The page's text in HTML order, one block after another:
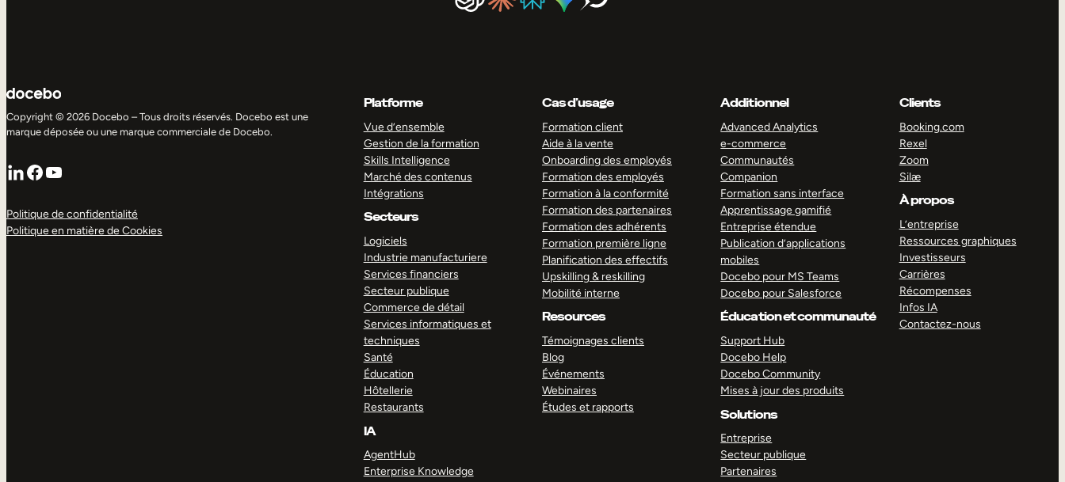
Copyright © 2026 Docebo – Tous droits réservés. Docebo est une
marque déposée ou une marque commerciale de Docebo.
LinkedIn
Facebook
YouTube
Politique de confidentialité
Politique en matière de Cookies
Platforme
Vue d’ensemble
Gestion de la formation
Skills Intelligence
Marché des contenus
Intégrations
Secteurs
Logiciels
Industrie manufacturiere
Services financiers
Secteur publique
Commerce de détail
Services informatiques et
techniques
Santé
Éducation
Hôtellerie
Restaurants
IA
AgentHub
Enterprise Knowledge
Cas d’usage
Formation client
Aide à la vente
Onboarding des employés
Formation des employés
Formation à la conformité
Formation des partenaires
Formation des adhérents
Formation première ligne
Planification des effectifs
Upskilling & reskilling
Mobilité interne
Resources
Témoignages clients
Blog
Événements
Webinaires
Études et rapports
Additionnel
Advanced Analytics
e-commerce
Communautés
Companion
Formation sans interface
Apprentissage gamifié
Entreprise étendue
Publication d’applications
mobiles
Docebo pour MS Teams
Docebo pour Salesforce
Éducation et communauté
Support Hub
Docebo Help
Docebo Community
Mises à jour des produits
Solutions
Entreprise
Secteur publique
Partenaires
Clients
Booking.com
Rexel
Zoom
Silæ
À propos
L’entreprise
Ressources graphiques
Investisseurs
Carrières
Récompenses
Infos IA
Contactez-nous